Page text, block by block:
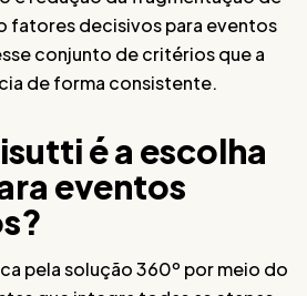
fatores decisivos para eventos
conjunto de critérios que a
de forma consistente.
é a escolha
eventos
pela solução 360º por meio do